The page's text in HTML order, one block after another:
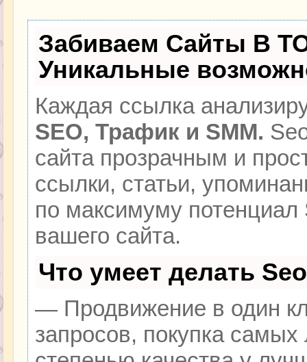
Забиваем Сайты В
Уникальные
Каждая ссылка
SEO, Трафик и SMM.
сайта прозрачным и
ссылки, статьи,
по максимуму
вашего сайта.
Что умеет делать
— Продвижение в один
запросов, покупка